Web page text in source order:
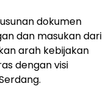
dokumen
dan masukan dari
arah kebijakan
dengan visi